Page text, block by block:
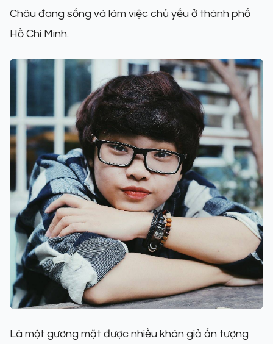
Châu đang sống và làm việc chủ yếu ở thành phố
Hồ Chí Minh.
Là một gương mặt được nhiều khán giả ấn tượng